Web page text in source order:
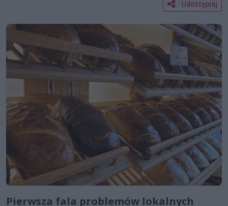
Udostępnij
Pierwsza fala problemów lokalnych